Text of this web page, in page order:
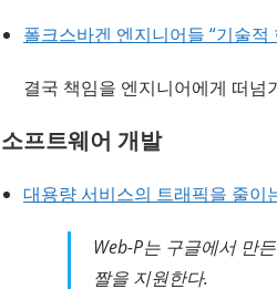
폴크스바겐 엔지니어들 “기술
결국 책임을 엔지니어에게 떠넘
소프트웨어 개발
대용량 서비스의 트래픽을 줄이
Web-P는 구글에서 만
짤을 지원한다.